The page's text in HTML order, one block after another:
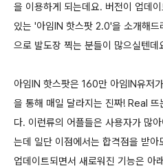
을 이용하게 되는데요. 버전이 업데
있는 '아임IN 핫스팟 2.0'을 소개해
으로 발도장 찍는 분들이 많으실텐데
아임IN 핫스팟은 160만 아임IN유저
을 통해 매일 달라지는 진짜! Real
다. 이런류의 어플들은 사용자가 많
는데 일단 이점에서는 합격점을 받
업데이트되면서 새로워진 기능은 아